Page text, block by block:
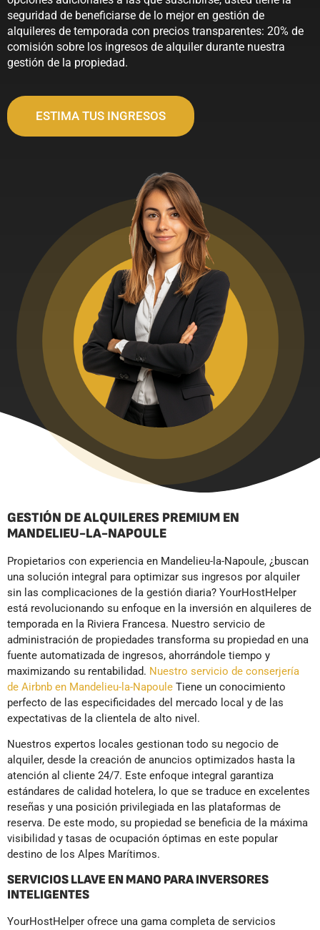
seguridad de beneficiarse de lo mejor en gestión de
alquileres de temporada con precios transparentes: 20% de
comisión sobre los ingresos de alquiler durante nuestra
gestión de la propiedad.
ESTIMA TUS INGRESOS
GESTIÓN DE ALQUILERES PREMIUM EN
MANDELIEU-LA-NAPOULE
Propietarios con experiencia en Mandelieu-la-Napoule, ¿buscan
una solución integral para optimizar sus ingresos por alquiler
sin las complicaciones de la gestión diaria? YourHostHelper
está revolucionando su enfoque en la inversión en alquileres de
temporada en la Riviera Francesa. Nuestro servicio de
administración de propiedades transforma su propiedad en una
fuente automatizada de ingresos, ahorrándole tiempo y
maximizando su rentabilidad. Nuestro servicio de conserjería
de Airbnb en Mandelieu-la-Napoule Tiene un conocimiento
perfecto de las especificidades del mercado local y de las
expectativas de la clientela de alto nivel.
Nuestros expertos locales gestionan todo su negocio de
alquiler, desde la creación de anuncios optimizados hasta la
atención al cliente 24/7. Este enfoque integral garantiza
estándares de calidad hotelera, lo que se traduce en excelentes
reseñas y una posición privilegiada en las plataformas de
reserva. De este modo, su propiedad se beneficia de la máxima
visibilidad y tasas de ocupación óptimas en este popular
destino de los Alpes Marítimos.
SERVICIOS LLAVE EN MANO PARA INVERSORES
INTELIGENTES
YourHostHelper ofrece una gama completa de servicios